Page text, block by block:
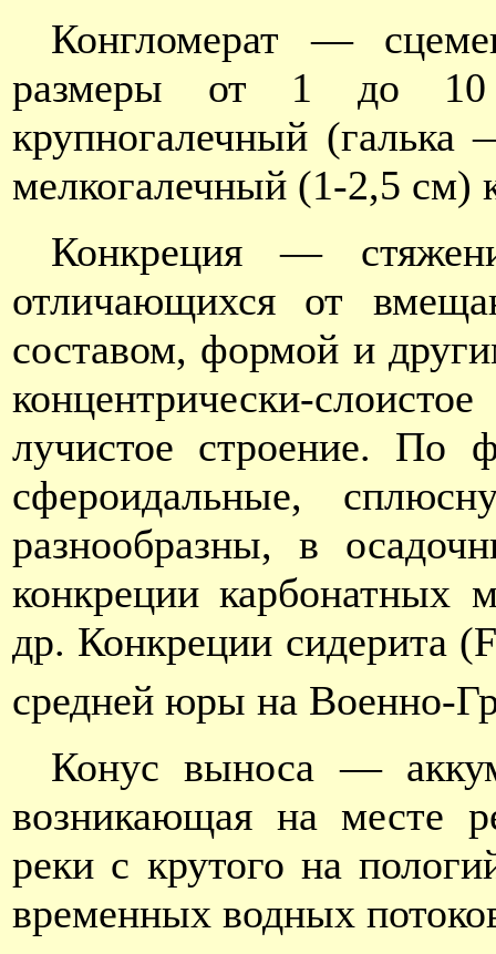
Конгломерат —
размеры от 1 до 10
крупногалечный
мелкогалечный (1-2,5 см)
Конкреция —
отличающихся от
составом, формой и
концентрически-
лучистое строение. По
сфероидальные,
разнообразны, в
конкреции карбонатных
др. Конкреции сидерита
средней юры на Военно-
Конус выноса —
возникающая на месте
реки с крутого на
временных водных